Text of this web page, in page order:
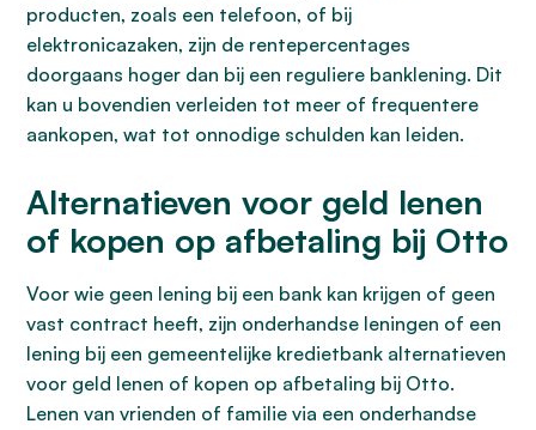
producten, zoals een telefoon, of bij
elektronicazaken, zijn de rentepercentages
doorgaans hoger dan bij een reguliere banklening. Dit
kan u bovendien verleiden tot meer of frequentere
aankopen, wat tot onnodige schulden kan leiden.
Alternatieven voor geld lenen
of kopen op afbetaling bij Otto
Voor wie geen lening bij een bank kan krijgen of geen
vast contract heeft, zijn onderhandse leningen of een
lening bij een gemeentelijke kredietbank alternatieven
voor geld lenen of kopen op afbetaling bij Otto.
Lenen van vrienden of familie via een onderhandse